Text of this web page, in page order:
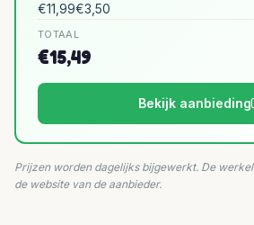
€11,99€3,50
TOTAAL
€15,49
Bekijk aanbieding
Prijzen worden dagelijks bijgewerkt. De
de website van de aanbieder.